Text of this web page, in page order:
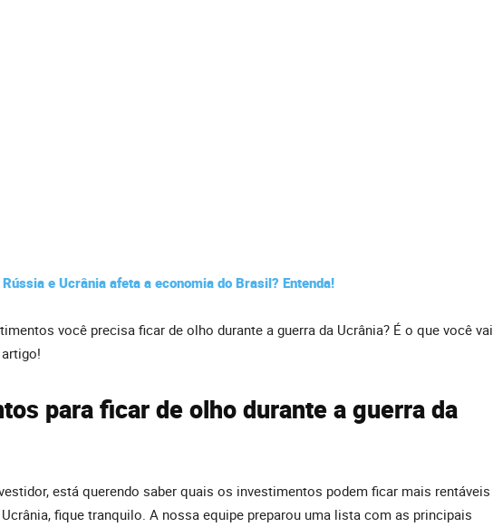
e Ucrânia afeta a economia do Brasil? Entenda!
você precisa ficar de olho durante a guerra da Ucrânia? É o que você vai
para ficar de olho durante a guerra da
está querendo saber quais os investimentos podem ficar mais rentáveis
fique tranquilo. A nossa equipe preparou uma lista com as principais